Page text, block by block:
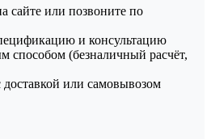
сайте или позвоните по
и консультацию
способом (безналичный расчёт,
доставкой или самовывозом